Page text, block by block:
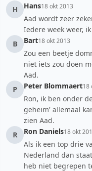
H Hans18 okt 2013
Aad wordt zeer
Iedere week weer,
B
Bart18 okt 2013
Zou een beetje
niet iets zou doen
Aad.
P
Peter Blommaert18
Ron, ik ben onder
geheim' allemaal
zien Aad.
R
Ron Daniels18 okt
Als ik een top drie
Nederland dan
heb niet begrepen